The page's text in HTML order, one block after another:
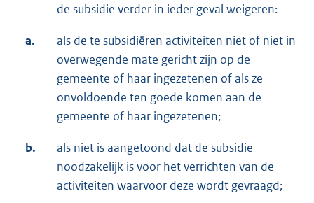
de subsidie verder in ieder geval weigeren:
a.
als de te subsidiëren activiteiten niet of niet in
overwegende mate gericht zijn op de
gemeente of haar ingezetenen of als ze
onvoldoende ten goede komen aan de
gemeente of haar ingezetenen;
b.
als niet is aangetoond dat de subsidie
noodzakelijk is voor het verrichten van de
activiteiten waarvoor deze wordt gevraagd;